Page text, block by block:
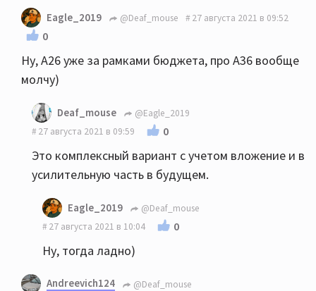
Eagle_2019 @Deaf_mouse 27 августа 2021 в 09:52
0
Ну, А26 уже за рамками бюджета, про А36 вообще
молчу)
Deaf_mouse
@Eagle_2019
27 августа 2021 в 09:59
0
Это комплексный вариант с учетом вложение и в
усилительную часть в будущем.
Eagle_2019
@Deaf_mouse
27 августа 2021 в 10:04
0
Ну, тогда ладно)
Andreevich124
@Deaf_mouse